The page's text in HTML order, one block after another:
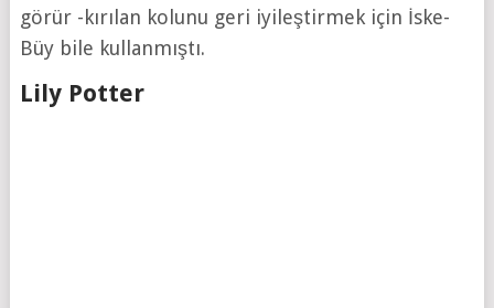
görür -kırılan kolunu geri iyileştirmek için İske-
Büy bile kullanmıştı.
Lily Potter